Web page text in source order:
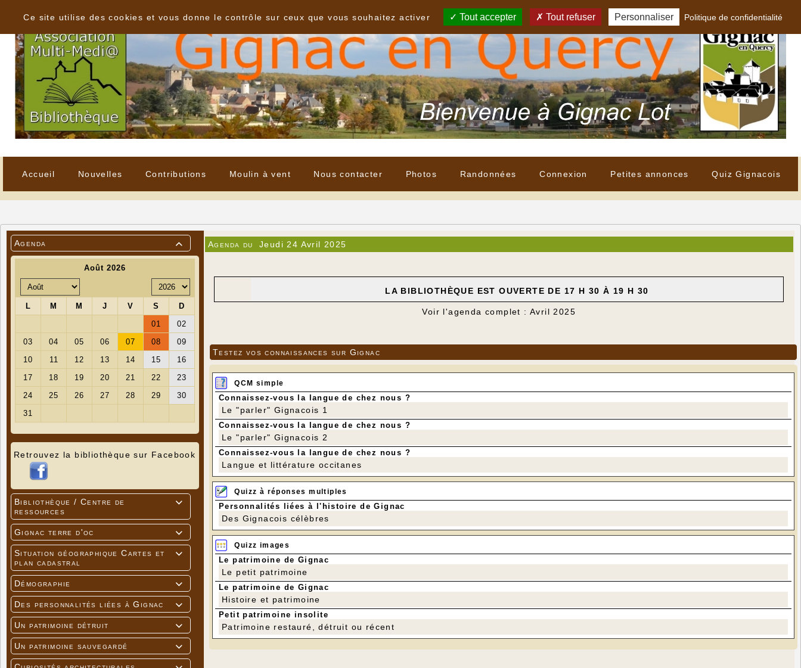
Accueil Nouvelles Contributions Moulin à vent Nous contacter Photos Randonnées Connexion Petites annonces Quiz Gignacois

Agenda
Retrouvez la bibliothèque sur Facebook

Bibliothèque / Centre de
ressources

Gignac terre d'oc

Situation géographique Cartes et
plan cadastral

Démographie

Des personnalités liées à Gignac

Un patrimoine détruit

Un patrimoine sauvegardé
Agenda du Jeudi 24 Avril 2025
LA BIBLIOTHÈQUE EST OUVERTE DE 17 H 30 À 19 H 30
Voir l'agenda complet : Avril 2025
Testez vos connaissances sur Gignac
QCM simple
Connaissez-vous la langue de chez nous ?
Le "parler" Gignacois 1
Connaissez-vous la langue de chez nous ?
Le "parler" Gignacois 2
Connaissez-vous la langue de chez nous ?
Langue et littérature occitanes
Quizz à réponses multiples
Personnalités liées à l'histoire de Gignac
Des Gignacois célèbres
Quizz images
Le patrimoine de Gignac
Le petit patrimoine
Le patrimoine de Gignac
Histoire et patrimoine
Petit patrimoine insolite
Patrimoine restauré, détruit ou récent
Ce site utilise des cookies et vous donne le contrôle sur ceux que vous souhaitez activer
Tout accepter Tout refuser Personnaliser Politique de confidentialité